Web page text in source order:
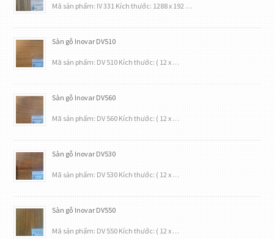
Mã sản phẩm: IV 331 Kích thước: 1288 x 192 …
Sàn gỗ Inovar DV510
Mã sản phẩm: DV 510 Kích thước: ( 12 x …
Sàn gỗ Inovar DV560
Mã sản phẩm: DV 560 Kích thước: ( 12 x …
Sàn gỗ Inovar DV530
Mã sản phẩm: DV 530 Kích thước: ( 12 x …
Sàn gỗ Inovar DV550
Mã sản phẩm: DV 550 Kích thước: ( 12 x …